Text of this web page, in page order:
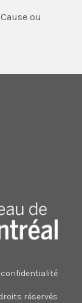
ou
confidentialité
réservés